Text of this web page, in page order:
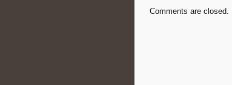
Comments are closed.